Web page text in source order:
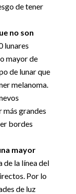
de tener
no son
lunares
mayor de
de lunar que
melanoma.
más grandes
bordes
mayor
de la línea del
Por lo
de luz